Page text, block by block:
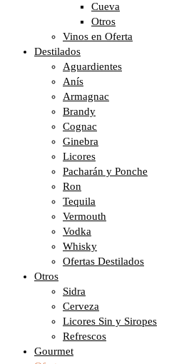
Cueva
Otros
Vinos en Oferta
Destilados
Aguardientes
Anís
Armagnac
Brandy
Cognac
Ginebra
Licores
Pacharán y Ponche
Ron
Tequila
Vermouth
Vodka
Whisky
Ofertas Destilados
Otros
Sidra
Cerveza
Licores Sin y Siropes
Refrescos
Gourmet